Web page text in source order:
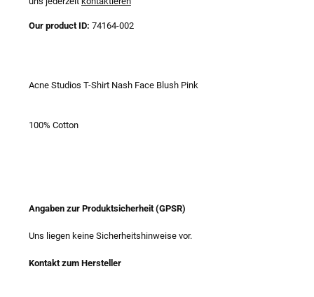
Our product ID: 74164-002
Acne Studios T-Shirt Nash Face Blush Pink
100% Cotton
Angaben zur Produktsicherheit (GPSR)
Uns liegen keine Sicherheitshinweise vor.
Kontakt zum Hersteller